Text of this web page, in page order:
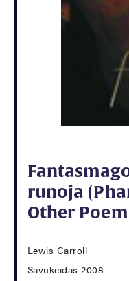
runoja
Other
Lewis Carroll
Savukeidas 2008